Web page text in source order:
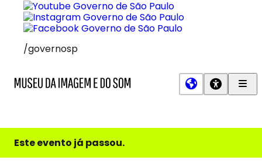
/governosp
e
do
Este evento já passou.